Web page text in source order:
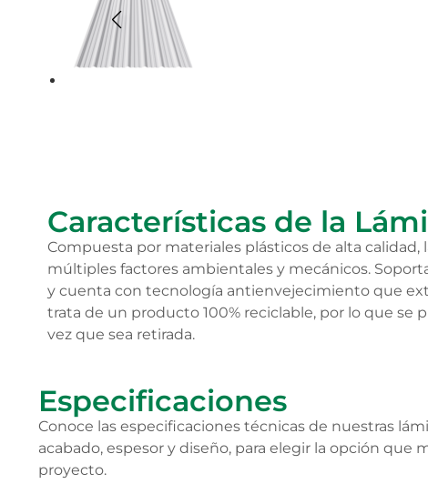
Características de la
Compuesta por materiales plásticos de alta calidad,
múltiples factores ambientales y mecánicos.
y cuenta con tecnología antienvejecimiento que
trata de un producto 100% reciclable, por lo que se
vez que sea retirada.
Especificaciones
Conoce las especificaciones técnicas de nuestras
acabado, espesor y diseño, para elegir la opción que
proyecto.